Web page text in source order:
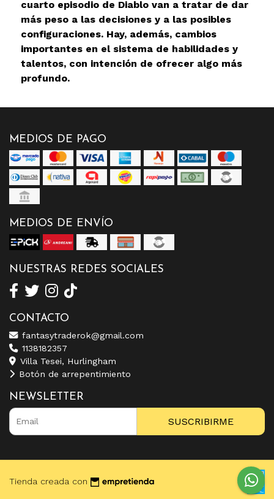
cuarto episodio de Diablo van a tratar de dar
más peso a las decisiones y a las posibles
configuraciones. Hay, además, cambios
importantes en el sistema de habilidades y
talentos, con intención de ofrecer algo más
profundo.
MEDIOS DE PAGO
MEDIOS DE ENVÍO
NUESTRAS REDES SOCIALES
CONTACTO
fantasytraderok@gmail.com
1138182357
Villa Tesei, Hurlingham
Botón de arrepentimiento
NEWSLETTER
SUSCRIBIRME
Tienda creada con